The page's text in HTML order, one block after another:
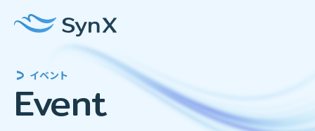
イベント
Event